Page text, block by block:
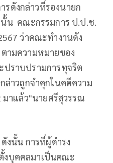
รดังกล่าวที่รองนายก
นั้น คณะกรรมการ ป.ป.ช.
ว่าคณะทำงานดัง
ามความหมายของ
ปราบปรามการทุจริต
ล่าวถูกจำคุกในคดีความ
มาแล้ว"นายศรีสุวรรณ
ดังนั้น การที่ผู้ดำรง
งบุคคลมาเป็นคณะ